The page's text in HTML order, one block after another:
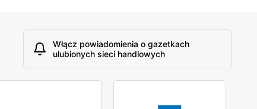
Włącz powiadomienia o gazetkach
ulubionych sieci handlowych